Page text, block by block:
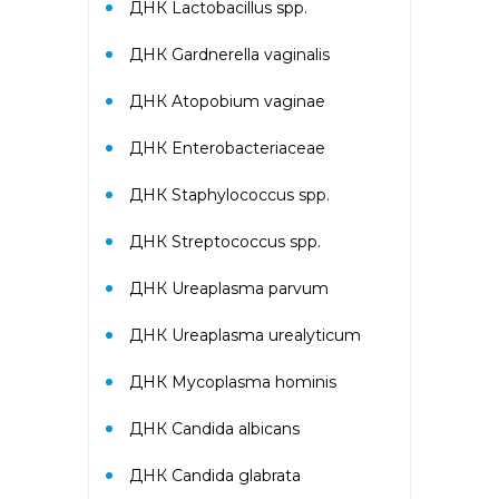
PR-10, Береза
rBet v4)
Аллергокомплекс «Прогноз
травы» IgE (ImmunoCAP)
аллергокомпонент, g213 rPhl p1,
rPhl p5b, Тимофеевка луговая,
аллергокомпонент, g214 rPhl p7,
rPhl p12)
эффективности АСИТ: Сорные
травы» IgE (ImmunoCAP)
w230 nAmb a1, Полынь, w231
Тимофеевка луговая, g214 rPhl
ДНК Lactobacillus spp.
ДНК Gardnerella vaginalis
ДНК Atopobium vaginae
ДНК Enterobacteriaceae
ДНК Staphylococcus spp.
ДНК Streptococcus spp.
ДНК Ureaplasma parvum
ДНК Ureaplasma urealyticum
ДНК Mycoplasma hominis
ДНК Candida albicans
ДНК Candida glabrata